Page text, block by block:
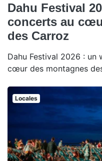
Dahu Festival
concerts au
des Carroz
Dahu Festival 2026 : un
cœur des montagnes
Locales